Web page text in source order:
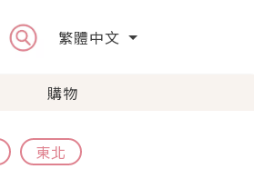
繁體中文
購物
東北